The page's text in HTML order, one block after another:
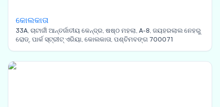
କୋଲକାତା
33A, ଚାଟାର୍ଜୀ ଆନ୍ତର୍ଜାତୀୟ କେନ୍ଦ୍ର, ଷଷ୍ଠ ମହଲା, A-8, ଜୟହରଲାଲ ନେହରୁ
ରୋଡ୍, ପାର୍କ ସ୍ଟ୍ରୀଟ୍ ଏରିୟା, କୋଲକାତା, ପଶ୍ଚିମବଙ୍ଗ 700071